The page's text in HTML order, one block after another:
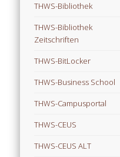
THWS-Bibliothek
THWS-Bibliothek
Zeitschriften
THWS-BitLocker
THWS-Business School
THWS-Campusportal
THWS-CEUS
THWS-CEUS ALT